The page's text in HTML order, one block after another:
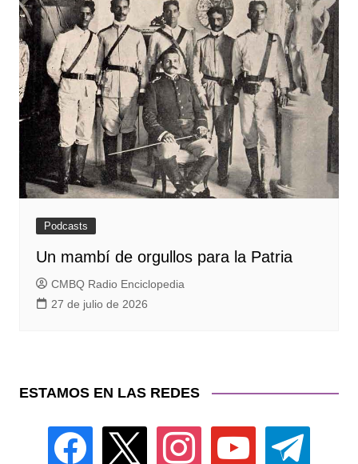
Podcasts
Un mambí de orgullos para la Patria
CMBQ Radio Enciclopedia
27 de julio de 2026
ESTAMOS EN LAS REDES
facebook instagram youtube telegram